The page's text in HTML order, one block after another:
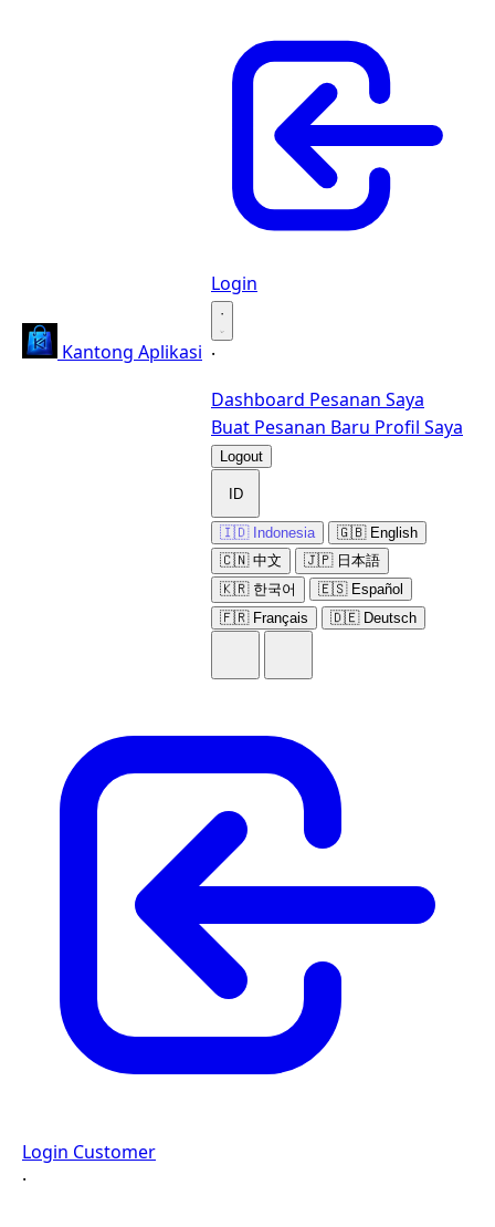
Kantong Aplikasi
Login
·
·
Dashboard Pesanan Saya
Buat Pesanan Baru Profil Saya
Logout
ID
🇮🇩 Indonesia
🇬🇧 English
🇨🇳 中文
🇯🇵 日本語
🇰🇷 한국어
🇪🇸 Español
🇫🇷 Français
🇩🇪 Deutsch
Login Customer
·